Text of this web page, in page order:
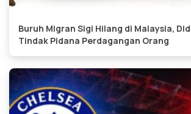
Buruh Migran Sigi Hilang di Malaysia,
Tindak Pidana Perdagangan Orang